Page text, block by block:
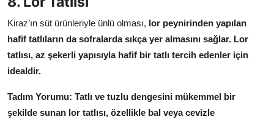
Kiraz’ın süt ürünleriyle ünlü olması, lor peynirinden yapılan
hafif tatlıların da sofralarda sıkça yer almasını sağlar. Lor
tatlısı, az şekerli yapısıyla hafif bir tatlı tercih edenler için
idealdir.
Tadım Yorumu: Tatlı ve tuzlu dengesini mükemmel bir
şekilde sunan lor tatlısı, özellikle bal veya cevizle